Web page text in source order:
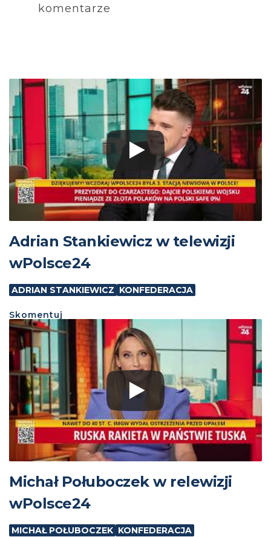
komentarze
Adrian Stankiewicz w telewizji
wPolsce24
ADRIAN STANKIEWICZ KONFEDERACJA
Skomentuj
Michał Połuboczek w relewizji
wPolsce24
MICHAŁ POŁUBOCZEK KONFEDERACJA